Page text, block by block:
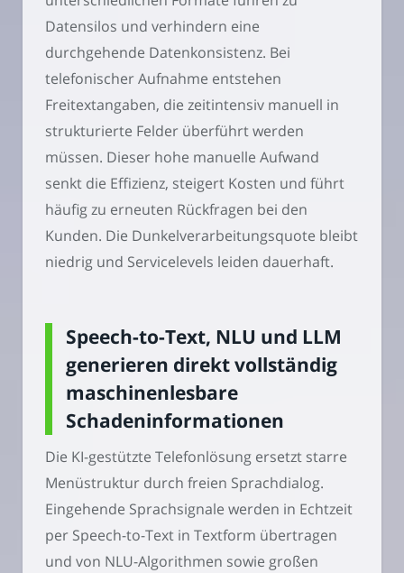
Datensilos und verhindern eine
durchgehende Datenkonsistenz. Bei
telefonischer Aufnahme entstehen
Freitextangaben, die zeitintensiv manuell in
strukturierte Felder überführt werden
müssen. Dieser hohe manuelle Aufwand
senkt die Effizienz, steigert Kosten und führt
häufig zu erneuten Rückfragen bei den
Kunden. Die Dunkelverarbeitungsquote bleibt
niedrig und Servicelevels leiden dauerhaft.
Speech-to-Text, NLU und LLM
generieren direkt vollständig
maschinenlesbare
Schadeninformationen
Die KI-gestützte Telefonlösung ersetzt starre
Menüstruktur durch freien Sprachdialog.
Eingehende Sprachsignale werden in Echtzeit
per Speech-to-Text in Textform übertragen
und von NLU-Algorithmen sowie großen